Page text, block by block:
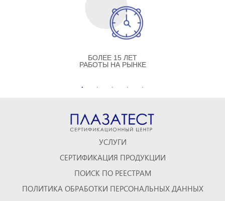
БОЛЕЕ 15 ЛЕТ
РАБОТЫ НА РЫНКЕ
УСЛУГИ
СЕРТИФИКАЦИЯ ПРОДУКЦИИ
ПОИСК ПО РЕЕСТРАМ
ПОЛИТИКА ОБРАБОТКИ ПЕРСОНАЛЬНЫХ ДАННЫХ